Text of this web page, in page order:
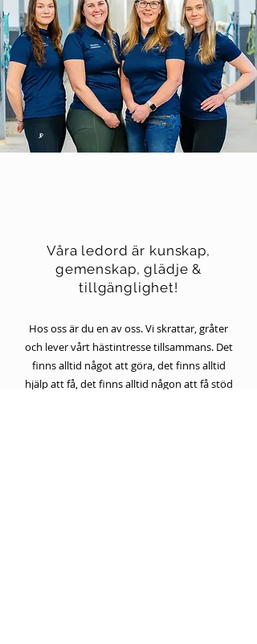
Våra ledord är kunskap,
gemenskap, glädje &
tillgänglighet!
Hos oss är du en av oss. Vi skrattar, gråter
och lever vårt hästintresse tillsammans. Det
finns alltid något att göra, det finns alltid
hjälp att få, det finns alltid någon att få stöd